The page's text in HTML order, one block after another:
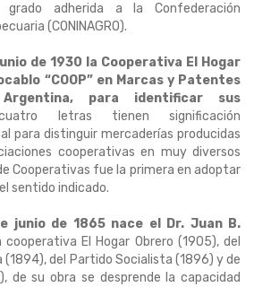
adherida a la Confederación
(CONINAGRO).
de 1930 la Cooperativa El Hogar
“COOP” en Marcas y Patentes
, para identificar sus
letras tienen significación
para distinguir mercaderías producidas
cooperativas en muy diversos
Cooperativas fue la primera en adoptar
sentido indicado.
junio de 1865 nace el Dr. Juan B.
cooperativa El Hogar Obrero (1905), del
(1894), del Partido Socialista (1896) y de
de su obra se desprende la capacidad